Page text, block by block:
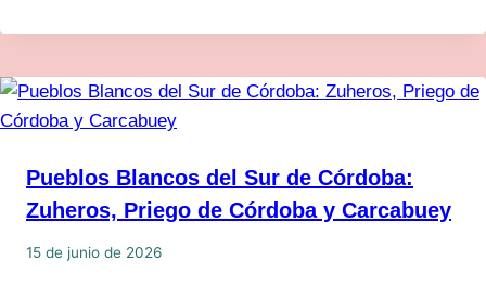
Pueblos Blancos del Sur de Córdoba:
Zuheros, Priego de Córdoba y Carcabuey
15 de junio de 2026